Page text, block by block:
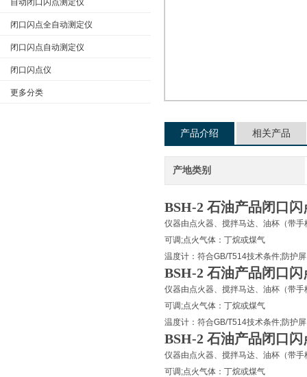
自动闭口闪点测定仪
闭口闪点全自动测定仪
闭口闪点自动测定仪
闭口闪点仪
更多分类
产品介绍 相关产品
产地类别
BSH-2 石油产品闭口
仪器由点火器、搅拌马达、油杯（带
可调;点火气体：丁烷或煤气
温度计：符合GB/T514技术条件;防护
BSH-2 石油产品闭口
仪器由点火器、搅拌马达、油杯（带
可调;点火气体：丁烷或煤气
温度计：符合GB/T514技术条件;防护
BSH-2 石油产品闭口
仪器由点火器、搅拌马达、油杯（带
可调;点火气体：丁烷或煤气